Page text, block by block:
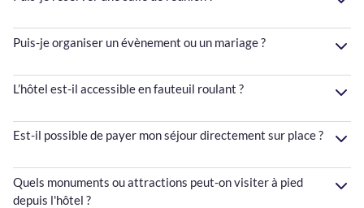
Puis-je organiser un évènement ou un mariage ?
L’hôtel est-il accessible en fauteuil roulant ?
Est-il possible de payer mon séjour directement sur place ?
Quels monuments ou attractions peut-on visiter à pied
depuis l'hôtel ?